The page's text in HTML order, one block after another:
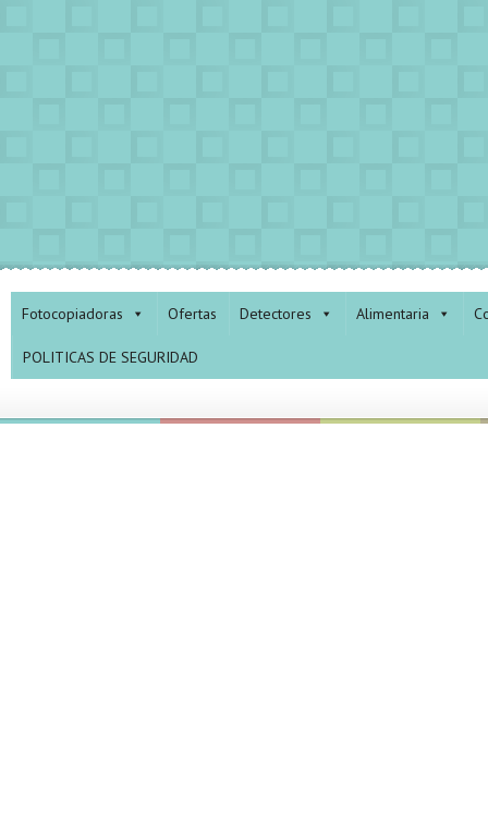
Fotocopiadoras Ofertas Detectores Alimentaria
POLITICAS DE SEGURIDAD